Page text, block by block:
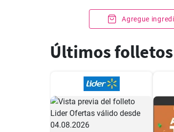
Agregue
Últimos folletos